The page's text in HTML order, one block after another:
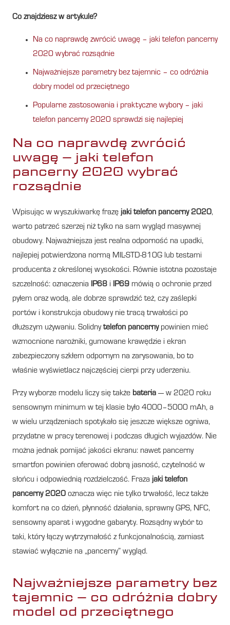
Co znajdziesz w artykule?
Na co naprawdę zwrócić uwagę – jaki telefon pancerny
2020 wybrać rozsądnie
Najważniejsze parametry bez tajemnic – co odróżnia
dobry model od przeciętnego
Popularne zastosowania i praktyczne wybory – jaki
telefon pancerny 2020 sprawdzi się najlepiej
Na co naprawdę zwrócić
uwagę – jaki telefon
pancerny 2020 wybrać
rozsądnie
Wpisując w wyszukiwarkę frazę jaki telefon pancerny 2020,
warto patrzeć szerzej niż tylko na sam wygląd masywnej
obudowy. Najważniejsza jest realna odporność na upadki,
najlepiej potwierdzona normą MIL-STD-810G lub testami
producenta z określonej wysokości. Równie istotna pozostaje
szczelność: oznaczenia IP68 i IP69 mówią o ochronie przed
pyłem oraz wodą, ale dobrze sprawdzić też, czy zaślepki
portów i konstrukcja obudowy nie tracą trwałości po
dłuższym używaniu. Solidnytelefon pancernypowinien mieć
wzmocnione narożniki, gumowane krawędzie i ekran
zabezpieczony szkłem odpornym na zarysowania, bo to
właśnie wyświetlacz najczęściej cierpi przy uderzeniu.
Przy wyborze modelu liczy się także bateria — w 2020 roku
sensownym minimum w tej klasie było 4000–5000 mAh, a
w wielu urządzeniach spotykało się jeszcze większe ogniwa,
przydatne w pracy terenowej i podczas długich wyjazdów. Nie
można jednak pomijać jakości ekranu: nawet pancerny
smartfon powinien oferować dobrą jasność, czytelność w
słońcu i odpowiednią rozdzielczość. Fraza jaki telefon
pancerny 2020 oznacza więc nie tylko trwałość, lecz także
komfort na co dzień, płynność działania, sprawny GPS, NFC,
sensowny aparat i wygodne gabaryty. Rozsądny wybór to
taki, który łączy wytrzymałość z funkcjonalnością, zamiast
stawiać wyłącznie na „pancerny” wygląd.
Najważniejsze parametry bez
tajemnic – co odróżnia dobry
model od przeciętnego